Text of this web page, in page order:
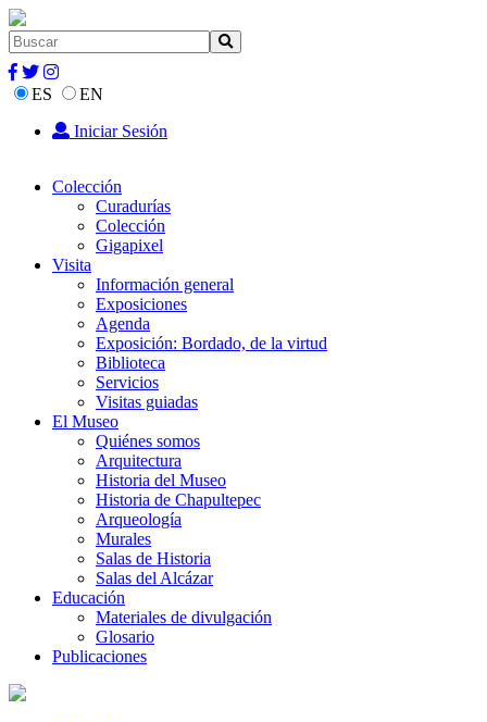
ES
EN
Iniciar Sesión
Colección
Curadurías
Colección
Gigapixel
Visita
Información general
Exposiciones
Agenda
Exposición: Bordado, de la virtud
Biblioteca
Servicios
Visitas guiadas
El Museo
Quiénes somos
Arquitectura
Historia del Museo
Historia de Chapultepec
Arqueología
Murales
Salas de Historia
Salas del Alcázar
Educación
Materiales de divulgación
Glosario
Publicaciones